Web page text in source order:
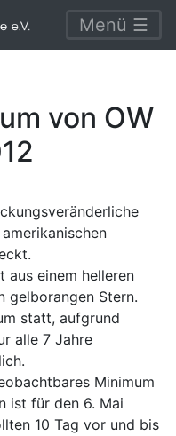
Menü ☰
von OW
aus einem helleren
gelborangen Stern.
statt, aufgrund
alle 7 Jahre
Minimum
ist für den 6. Mai
10 Tag vor und bis